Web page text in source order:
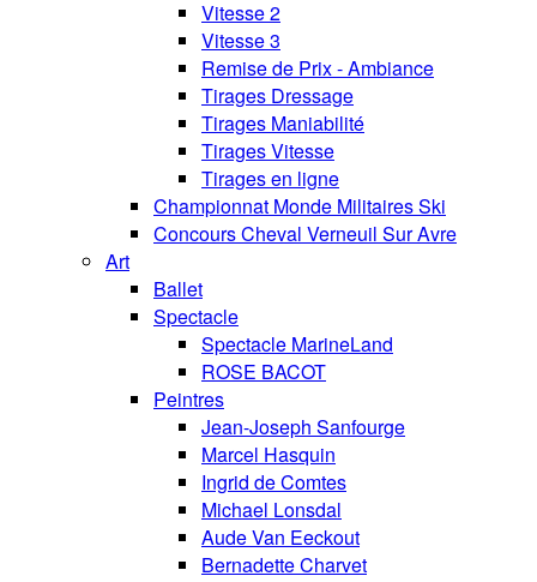
Vitesse 2
Vitesse 3
Remise de Prix - Ambiance
Tirages Dressage
Tirages Maniabilité
Tirages Vitesse
Tirages en ligne
Championnat Monde Militaires Ski
Concours Cheval Verneuil Sur Avre
Art
Ballet
Spectacle
Spectacle MarineLand
ROSE BACOT
Peintres
Jean-Joseph Sanfourge
Marcel Hasquin
Ingrid de Comtes
Michael Lonsdal
Aude Van Eeckout
Bernadette Charvet